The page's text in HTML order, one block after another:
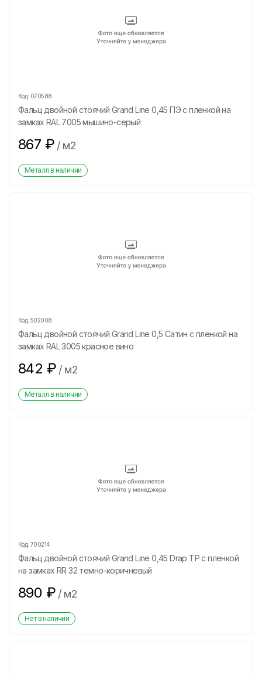
Код: 070588
Фальц двойной стоячий Grand Line 0,45 ПЭ с пленкой на
замках RAL 7005 мышино-серый
867 ₽ / м2
Металл в наличии
Код: 502008
Фальц двойной стоячий Grand Line 0,5 Сатин с пленкой на
замках RAL 3005 красное вино
842 ₽ / м2
Металл в наличии
Код: 700214
Фальц двойной стоячий Grand Line 0,45 Drap ТР с пленкой
на замках RR 32 темно-коричневый
890 ₽ / м2
Нет в наличии